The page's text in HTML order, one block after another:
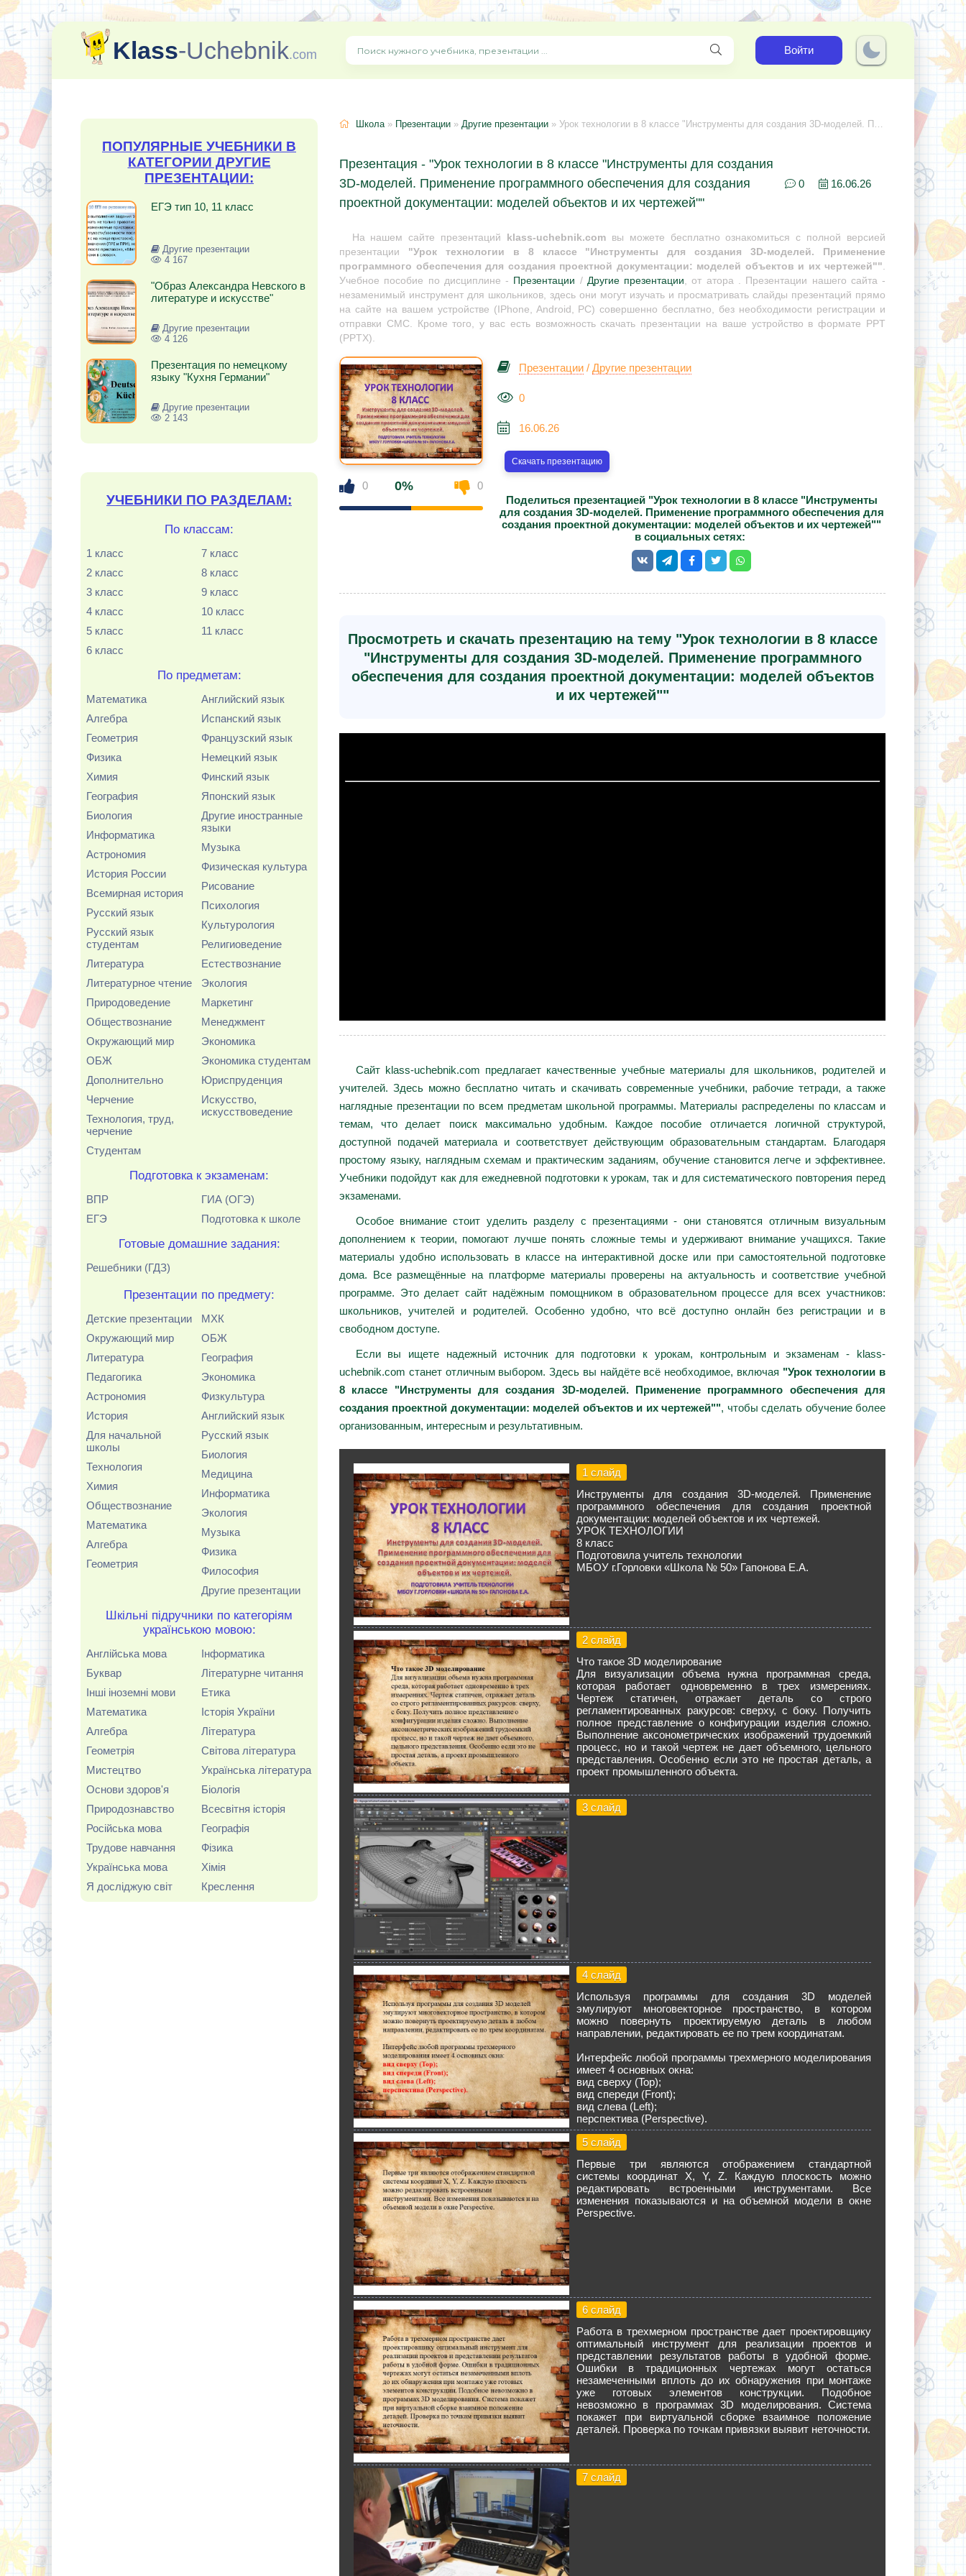
Klass-Uchebnik.com Войти
ПОПУЛЯРНЫЕ УЧЕБНИКИ В
КАТЕГОРИИ ДРУГИЕ
ПРЕЗЕНТАЦИИ:
ЕГЭ тип 10, 11 класс
Другие презентации
4 167
"Образ Александра Невского в
литературе и искусстве"
Другие презентации
4 126
Презентация по немецкому
языку "Кухня Германии"
Другие презентации
2 143
УЧЕБНИКИ ПО РАЗДЕЛАМ:
По классам:
1 класс
2 класс
3 класс
4 класс
5 класс
6 класс
7 класс
8 класс
9 класс
10 класс
11 класс
По предметам:
Математика
Алгебра
Геометрия
Физика
Химия
География
Биология
Информатика
Астрономия
История России
Всемирная история
Русский язык
Русский язык
студентам
Литература
Литературное чтение
Природоведение
Обществознание
Окружающий мир
ОБЖ
Дополнительно
Черчение
Технология, труд,
черчение
Студентам
Английский язык
Испанский язык
Французский язык
Немецкий язык
Финский язык
Японский язык
Другие иностранные
языки
Музыка
Физическая культура
Рисование
Психология
Культурология
Религиоведение
Естествознание
Экология
Маркетинг
Менеджмент
Экономика
Экономика студентам
Юриспруденция
Искусство,
искусствоведение
Подготовка к экзаменам:
ВПР
ЕГЭ
ГИА (ОГЭ)
Подготовка к школе
Готовые домашние задания:
Решебники (ГДЗ)
Презентации по предмету:
Детские презентации
Окружающий мир
Литература
Педагогика
Астрономия
История
Для начальной
школы
Технология
Химия
Обществознание
Математика
Алгебра
Геометрия
МХК
ОБЖ
География
Экономика
Физкультура
Английский язык
Русский язык
Биология
Медицина
Информатика
Экология
Музыка
Физика
Философия
Другие презентации
Шкільні підручники по категоріям
українською мовою:
Англійська мова
Буквар
Інші іноземні мови
Математика
Алгебра
Геометрія
Мистецтво
Основи здоров'я
Природознавство
Російська мова
Трудове навчання
Українська мова
Я досліджую світ
Інформатика
Літературне читання
Етика
Історія України
Література
Світова література
Українська література
Біологія
Всесвітня історія
Географія
Фізика
Хімія
Креслення
Школа» Презентации » Другие презентации » Урок технологии в 8 классе "Инструменты для создания 3D-моделей. Применение программного обеспечения для создания проектной документации: моделей объектов и их чертежей"
Презентация - "Урок технологии в 8 классе "Инструменты для создания
3D-моделей. Применение программного обеспечения для создания
проектной документации: моделей объектов и их чертежей""
0 16.06.26
На нашем сайте презентаций klass-uchebnik.comвы можете бесплатно ознакомиться с полной версией
презентации "Урок технологии в 8 классе "Инструменты для создания 3D-моделей. Применение
программного обеспечения для создания проектной документации: моделей объектов и их чертежей"".
Учебное пособие по дисциплине - Презентации / Другие презентации, от атора . Презентации нашего сайта -
незаменимый инструмент для школьников, здесь они могут изучать и просматривать слайды презентаций прямо
на сайте на вашем устройстве (IPhone, Android, PC) совершенно бесплатно, без необходимости регистрации и
отправки СМС. Кроме того, у вас есть возможность скачать презентации на ваше устройство в формате PPT
(PPTX).
0 0% 0
Презентации / Другие презентации
0
16.06.26
Скачать презентацию
Поделиться презентацией "Урок технологии в 8 классе "Инструменты
для создания 3D-моделей. Применение программного обеспечения для
создания проектной документации: моделей объектов и их чертежей""
в социальных сетях:
Просмотреть и скачать презентацию на тему "Урок технологии в 8 классе
"Инструменты для создания 3D-моделей. Применение программного
обеспечения для создания проектной документации: моделей объектов
и их чертежей""
Сайт klass-uchebnik.com предлагает качественные учебные материалы для школьников, родителей и
учителей. Здесь можно бесплатно читать и скачивать современные учебники, рабочие тетради, а также
наглядные презентации по всем предметам школьной программы. Материалы распределены по классам и
темам, что делает поиск максимально удобным. Каждое пособие отличается логичной структурой,
доступной подачей материала и соответствует действующим образовательным стандартам. Благодаря
простому языку, наглядным схемам и практическим заданиям, обучение становится легче и эффективнее.
Учебники подойдут как для ежедневной подготовки к урокам, так и для систематического повторения перед
экзаменами.
Особое внимание стоит уделить разделу с презентациями - они становятся отличным визуальным
дополнением к теории, помогают лучше понять сложные темы и удерживают внимание учащихся. Такие
материалы удобно использовать в классе на интерактивной доске или при самостоятельной подготовке
дома. Все размещённые на платформе материалы проверены на актуальность и соответствие учебной
программе. Это делает сайт надёжным помощником в образовательном процессе для всех участников:
школьников, учителей и родителей. Особенно удобно, что всё доступно онлайн без регистрации и в
свободном доступе.
Если вы ищете надежный источник для подготовки к урокам, контрольным и экзаменам - klass-
uchebnik.com станет отличным выбором. Здесь вы найдёте всё необходимое, включая "Урок технологии в
8 классе "Инструменты для создания 3D-моделей. Применение программного обеспечения для
создания проектной документации: моделей объектов и их чертежей"", чтобы сделать обучение более
организованным, интересным и результативным.
1 слайд
Инструменты для создания 3D-моделей. Применение
программного обеспечения для создания проектной
документации: моделей объектов и их чертежей.
УРОК ТЕХНОЛОГИИ
8 класс
Подготовила учитель технологии
МБОУ г.Горловки «Школа № 50» Гапонова Е.А.
2 слайд
Что такое 3D моделирование
Для визуализации объема нужна программная среда,
которая работает одновременно в трех измерениях.
Чертеж статичен, отражает деталь со строго
регламентированных ракурсов: сверху, с боку. Получить
полное представление о конфигурации изделия сложно.
Выполнение аксонометрических изображений трудоемкий
процесс, но и такой чертеж не дает объемного, цельного
представления. Особенно если это не простая деталь, а
проект промышленного объекта.
3 слайд
4 слайд
Используя программы для создания 3D моделей
эмулируют многовекторное пространство, в котором
можно повернуть проектируемую деталь в любом
направлении, редактировать ее по трем координатам.
Интерфейс любой программы трехмерного моделирования
имеет 4 основных окна:
вид сверху (Top);
вид спереди (Front);
вид слева (Left);
перспектива (Perspective).
5 слайд
Первые три являются отображением стандартной
системы координат X, Y, Z. Каждую плоскость можно
редактировать встроенными инструментами. Все
изменения показываются и на объемной модели в окне
Perspective.
6 слайд
Работа в трехмерном пространстве дает проектировщику
оптимальный инструмент для реализации проектов и
представлении результатов работы в удобной форме.
Ошибки в традиционных чертежах могут остаться
незамеченными вплоть до их обнаружения при монтаже
уже готовых элементов конструкции. Подобное
невозможно в программах 3D моделирования. Система
покажет при виртуальной сборке взаимное положение
деталей. Проверка по точкам привязки выявит неточности.
7 слайд